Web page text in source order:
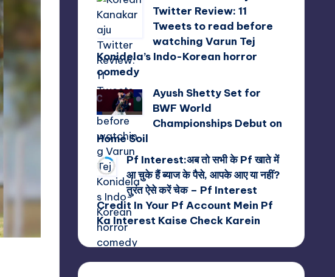
Twitter Review: 11
Tweets to read before
watching Varun Tej
Konidela’s Indo-Korean horror
comedy
Ayush Shetty Set for
BWF World
Championships Debut on
Home Soil
Pf Interest:अब तो सभी के Pf खाते में
आ चुके हैं ब्याज के पैसे, आपके आए या नहीं?
तुरंत ऐसे करें चेक – Pf Interest
Credit In Your Pf Account Mein Pf
Ka Interest Kaise Check Karein